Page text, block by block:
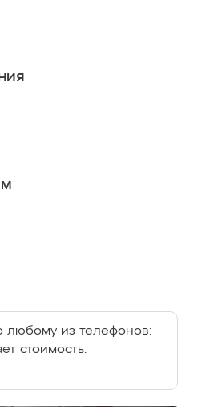
любому из телефонов:
стоимость.